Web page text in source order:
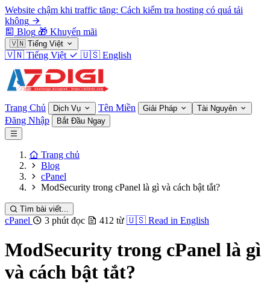
Website chậm khi traffic tăng: Cách kiểm tra hosting có quá tải
không
Blog 🎁 Khuyến mãi
🇻🇳 Tiếng Việt
🇻🇳 Tiếng Việt 🇺🇸 English
Trang Chủ Dịch Vụ Tên Miền Giải Pháp Tài Nguyên
Đăng Nhập Bắt Đầu Ngay
Trang chủ
Blog
cPanel
ModSecurity trong cPanel là gì và cách bật tắt?
Tìm bài viết...
cPanel 3 phút đọc 412 từ 🇺🇸 Read in English
ModSecurity trong cPanel là gì
và cách bật tắt?